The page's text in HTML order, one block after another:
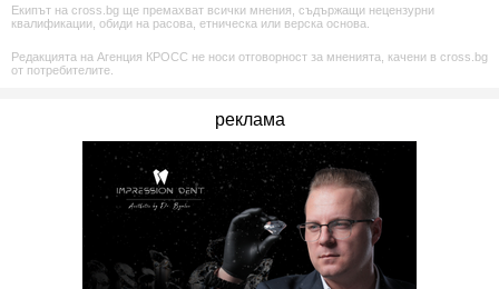
Екипът на cross.bg ще премахват всички мнения, съдържащи нецензурни
квалификации, обиди на расова, етническа или верска основа.
Редакцията на Агенция КРОСС не носи отговорност за мненията, качени в cross.bg
от потребителите.
реклама